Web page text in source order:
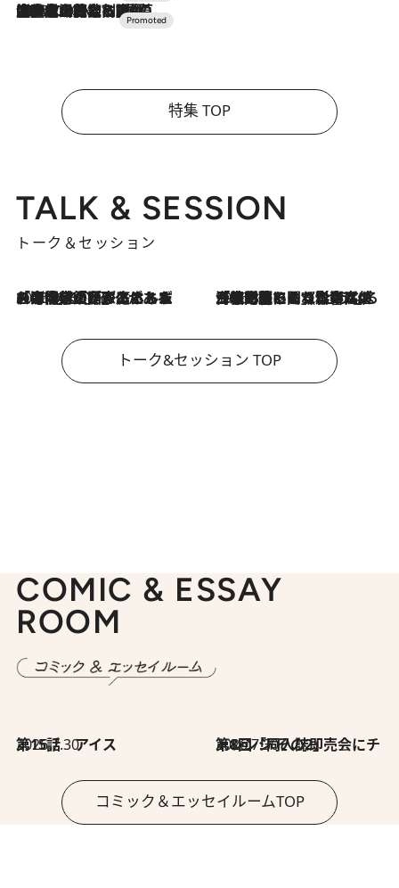
2026.7.10
NEW OPEN！【界 草津】名湯の地に誕生。趣の異なる2種の温泉と上州ならではの会席・蕎麦割烹など美食を味わう究極の癒やし旅
特集 TOP
TALK & SESSION
トーク＆セッション
2026.8.3
「今後値上げがあるとすれば…」「リスクがあるのは今年の冬」エネルギー専門家が語る、ホルムズ海峡封鎖が家庭にもたらす“ある心配” 2026.8.3
「住宅建てられない…」「サーチャージ料の高値が続いている」ホルムズ海峡封鎖による影響はいつまで続く？《エネルギー専門家に聞く“どうなる日本の暮らし”》
トーク&セッション TOP
COMIC & ESSAY
ROOM
2026.7.30
第15話 アイス 2026.7.30
第8回「同人誌即売会にチャレンジ その2」
コミック＆エッセイルームTOP